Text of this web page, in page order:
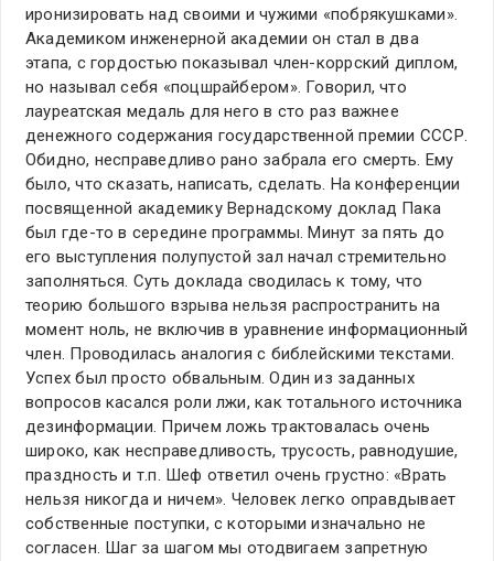
иронизировать над своими и чужими «побрякушками».
Академиком инженерной академии он стал в два
этапа, с гордостью показывал член-коррский диплом,
но называл себя «поцшрайбером». Говорил, что
лауреатская медаль для него в сто раз важнее
денежного содержания государственной премии СССР.
Обидно, несправедливо рано забрала его смерть. Ему
было, что сказать, написать, сделать. На конференции
посвященной академику Вернадскому доклад Пака
был где-то в середине программы. Минут за пять до
его выступления полупустой зал начал стремительно
заполняться. Суть доклада сводилась к тому, что
теорию большого взрыва нельзя распространить на
момент ноль, не включив в уравнение информационный
член. Проводилась аналогия с библейскими текстами.
Успех был просто обвальным. Один из заданных
вопросов касался роли лжи, как тотального источника
дезинформации. Причем ложь трактовалась очень
широко, как несправедливость, трусость, равнодушие,
праздность и т.п. Шеф ответил очень грустно: «Врать
нельзя никогда и ничем». Человек легко оправдывает
собственные поступки, с которыми изначально не
согласен. Шаг за шагом мы отодвигаем запретную